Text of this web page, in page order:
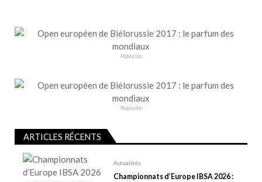
i
d
e
Publicité
Publicité
ARTICLES RÉCENTS
Actualités
Championnats d’Europe IBSA 2026 :